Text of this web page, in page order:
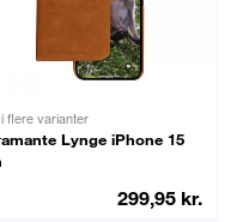
flere varianter
Lynge iPhone 15
299,95 kr.